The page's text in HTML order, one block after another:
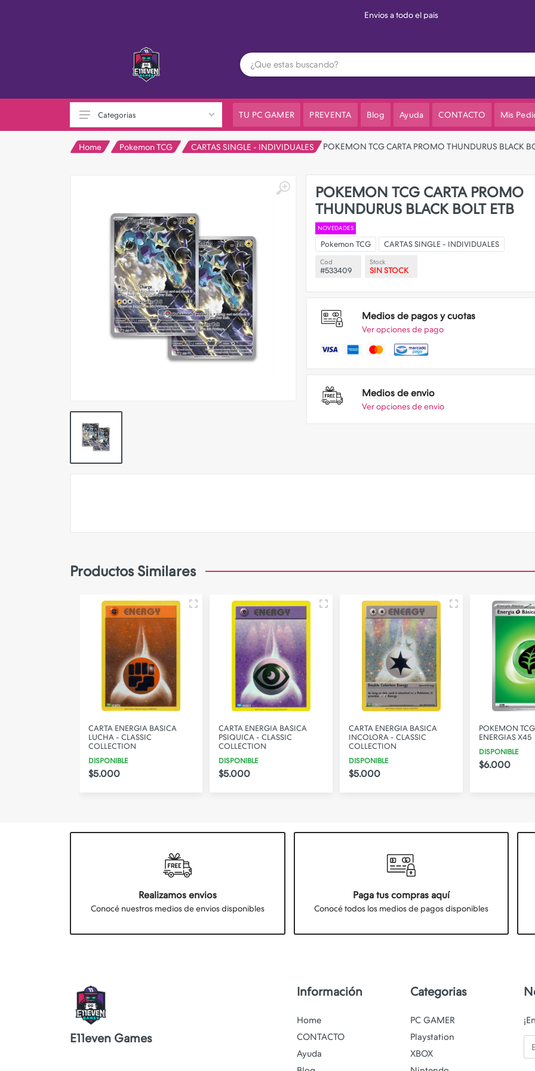
Envios a todo el pais
Otras consolas
Pokemon TCG
SEMINUEVOS
Notebooks
Perifericos PC
2X1 DIGITALES PS4/PS5
Parlantes
PERSONALIZA TU FUNDA!
Categorias TU PC GAMER PREVENTA Blog Ayuda CONTACTO Mis
Home Pokemon TCG CARTAS SINGLE - INDIVIDUALES POKEMON TCG CARTA PROMO THUNDURUS BLACK
POKEMON TCG CARTA PROMO
THUNDURUS BLACK BOLT ETB
NOVEDADES
Pokemon TCG CARTAS SINGLE - INDIVIDUALES
Cod
#533409
Stock
SIN STOCK
Medios de pagos y cuotas
Ver opciones de pago
Medios de envio
Ver opciones de envio
Productos Similares
CARTA ENERGIA BASICA
LUCHA - CLASSIC
COLLECTION
DISPONIBLE
$5.000
CARTA ENERGIA BASICA
PSIQUICA - CLASSIC
COLLECTION
DISPONIBLE
$5.000
CARTA ENERGIA BASICA
INCOLORA - CLASSIC
COLLECTION
DISPONIBLE
$5.000
POKEMON
ENERGIAS X45
DISPONIBLE
$6.000
Realizamos envios
Conocé nuestros medios de envios disponibles
Paga tus compras aquí
Conocé todos los medios de pagos disponibles
E11even Games
Información
Home
CONTACTO
Ayuda
Categorias
PC GAMER
Playstation
XBOX